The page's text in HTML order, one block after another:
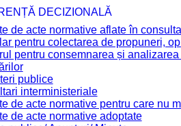
DECIZIONALĂ
de acte normative aflate în
pentru colectarea de propuneri,
pentru consemnarea și
publice
interministeriale
de acte normative pentru care nu
de acte normative adoptate